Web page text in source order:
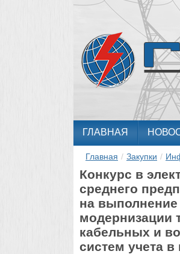
ГЛАВНАЯ
Главная / Закупки /
Конкурс в
среднего
на выполнение
модернизации
кабельных и
систем учета